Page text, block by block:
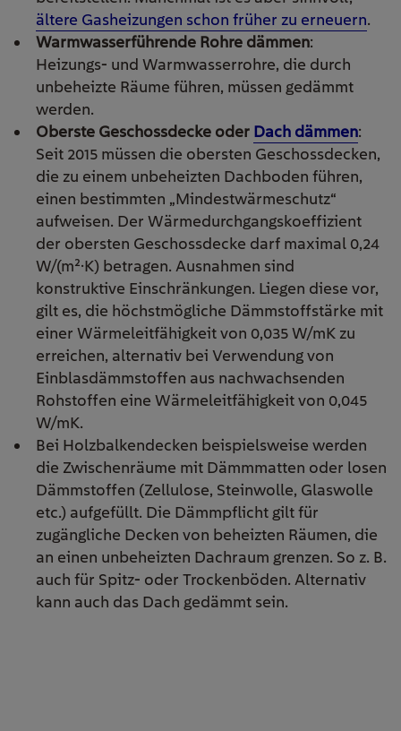
ältere Gasheizungen schon früher zu erneuern.
Warmwasserführende Rohre dämmen:
Heizungs- und Warmwasserrohre, die durch
unbeheizte Räume führen, müssen gedämmt
werden.
Oberste Geschossdecke oder Dach dämmen:
Seit 2015 müssen die obersten Geschossdecken,
die zu einem unbeheizten Dachboden führen,
einen bestimmten „Mindestwärmeschutz“
aufweisen. Der Wärmedurchgangskoeffizient
der obersten Geschossdecke darf maximal 0,24
W/(m²·K) betragen. Ausnahmen sind
konstruktive Einschränkungen. Liegen diese vor,
gilt es, die höchstmögliche Dämmstoffstärke mit
einer Wärmeleitfähigkeit von 0,035 W/mK zu
erreichen, alternativ bei Verwendung von
Einblasdämmstoffen aus nachwachsenden
Rohstoffen eine Wärmeleitfähigkeit von 0,045
W/mK.
Bei Holzbalkendecken beispielsweise werden
die Zwischenräume mit Dämmmatten oder losen
Dämmstoffen (Zellulose, Steinwolle, Glaswolle
etc.) aufgefüllt. Die Dämmpflicht giltfür
zugängliche Decken von beheizten Räumen, die
an einen unbeheizten Dachraum grenzen. So z. B.
auch für Spitz- oder Trockenböden. Alternativ
kann auch das Dach gedämmt sein.